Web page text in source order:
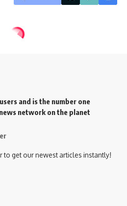
and is the number one
network on the planet
to get our newest articles instantly!